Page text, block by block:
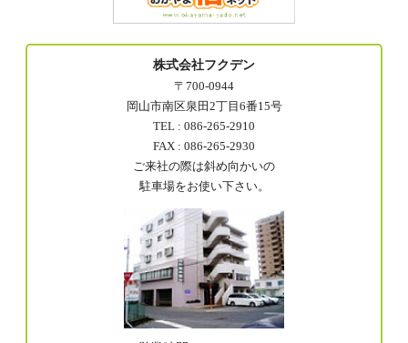
株式会社フクデン
〒700-0944
岡山市南区泉田2丁目6番15号
TEL : 086-265-2910
FAX : 086-265-2930
ご来社の際は斜め向かいの
駐車場をお使い下さい。